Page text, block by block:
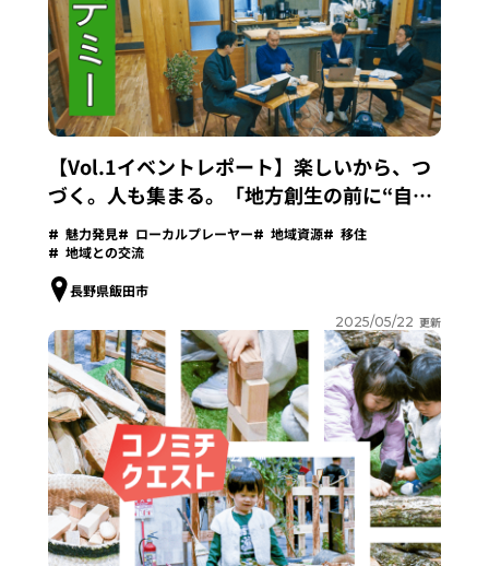
【Vol.1イベントレポート】楽しいから、つ
づく。人も集まる。「地方創生の前に“自分
創生”」と実践者が語るわけ
魅力発見 ローカルプレーヤー 地域資源
移住
地域との交流
長野県飯田市
2025/05/22 更新